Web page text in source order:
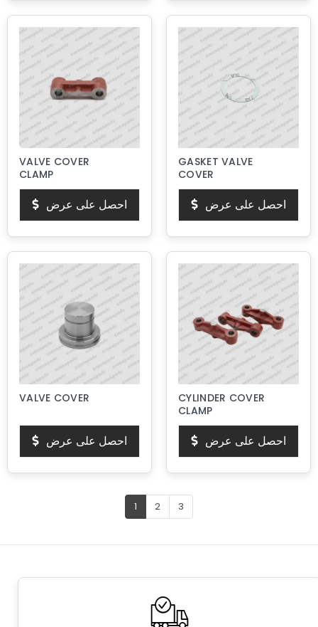
VALVE COVER
CLAMP
احصل على عرض
GASKET VALVE
COVER
احصل على عرض
VALVE COVER
احصل على عرض
CYLINDER COVER
CLAMP
احصل على عرض
1 2 3